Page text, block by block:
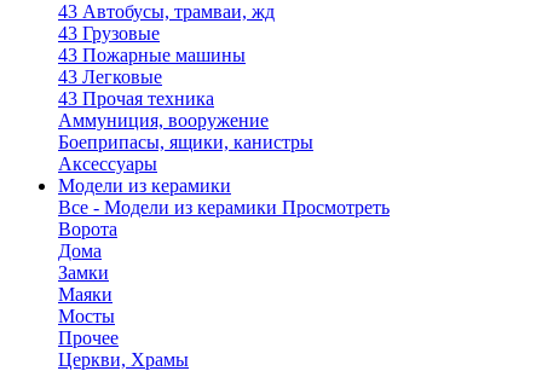
43 Автобусы, трамваи, жд
43 Грузовые
43 Пожарные машины
43 Легковые
43 Прочая техника
Аммуниция, вооружение
Боеприпасы, ящики, канистры
Аксессуары
Модели из керамики
Все - Модели из керамики Просмотреть
Ворота
Дома
Замки
Маяки
Мосты
Прочее
Церкви, Храмы